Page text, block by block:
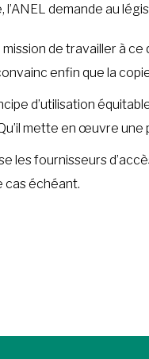
demande au
mission de travailler à
enfin que la
d’utilisation
mette en œuvre
les fournisseurs
cas échéant.